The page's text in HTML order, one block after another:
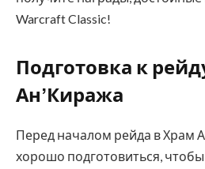
Warcraft Classic!
Подготовка к
Ан’Киража
Перед началом рейда в Храм
хорошо подготовиться,